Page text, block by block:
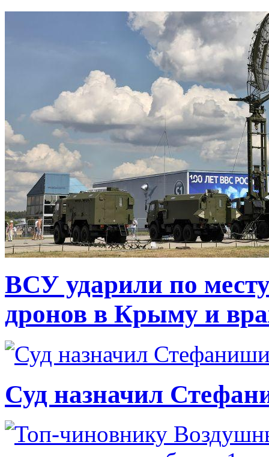
ВСУ ударили по
дронов в Крыму и
Суд назначил